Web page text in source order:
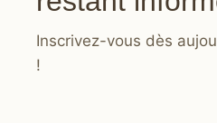
Inscrivez-vous dès
!